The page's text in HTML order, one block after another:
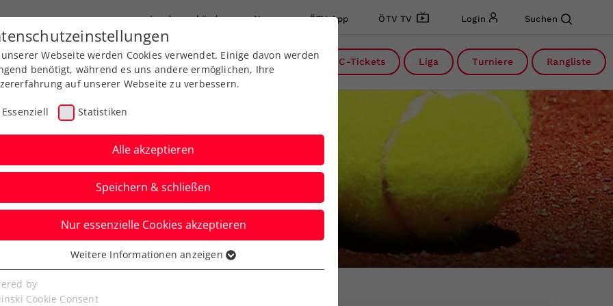
Landesverbände News ÖTV App ÖTV TV Login Suchen
Ausbildung Services Über uns DC-Tickets Liga Turniere Rangliste
Aktuelle News
Webseite werden Cookies verwendet. Einige davon werden
benötigt, während es uns andere ermöglichen, Ihre
auf unserer Webseite zu verbessern.
Essenziell Statistiken
Alle akzeptieren
Speichern & schließen
Nur essenzielle Cookies akzeptieren
Cookies werden für grundlegende Funktionen der
benötigt. Dadurch ist gewährleistet, dass die Webseite
Weitere Informationen anzeigen
by
Cookie Consent